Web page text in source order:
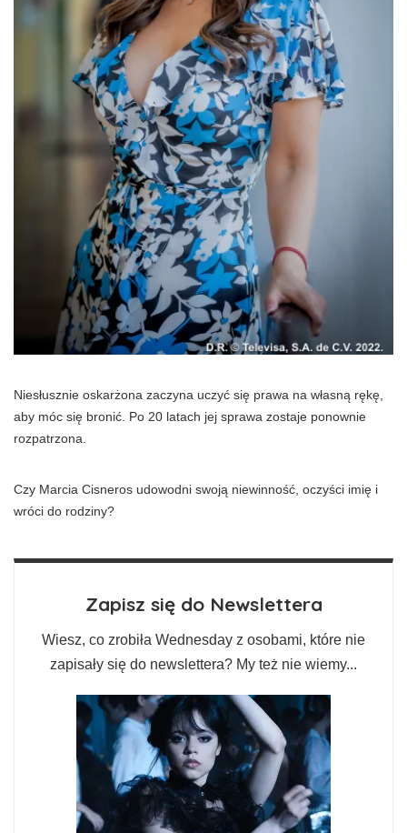
Niesłusznie oskarżona zaczyna uczyć się prawa na własną rękę,
aby móc się bronić. Po 20 latach jej sprawa zostaje ponownie
rozpatrzona.
Czy Marcia Cisneros udowodni swoją niewinność, oczyści imię i
wróci do rodziny?
Zapisz się do Newslettera
Wiesz, co zrobiła Wednesday z osobami, które nie
zapisały się do newslettera? My też nie wiemy...